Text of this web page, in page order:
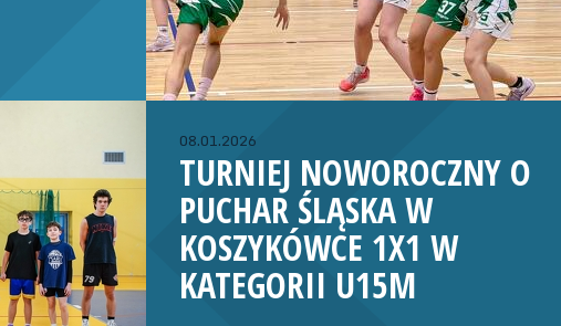
08.01.2026
TURNIEJ NOWOROCZNY O
PUCHAR ŚLĄSKA W
KOSZYKÓWCE 1X1 W
KATEGORII U15M